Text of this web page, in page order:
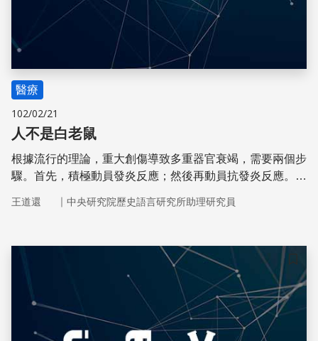
醫療
102/02/21
人不是白老鼠
根據流行的理論，重大創傷導致多重器官衰竭，需要兩個步
驟。首先，積極動員發炎反應；然後再動員抗發炎反應。在
敞開門戶，因此可能導致多重器官衰竭。但是，最新的研究
王道還 ｜ 中央研究院歷史語言研究所助理研究員
儲存